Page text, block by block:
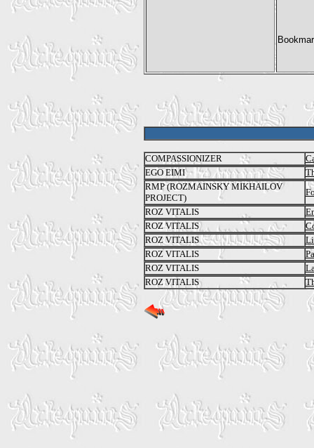
COMPASSIONIZER
EGO EIMI
RMP (ROZMAINSKY MIKHAILOV
PROJECT)
ROZ VITALIS
ROZ VITALIS
ROZ VITALIS
ROZ VITALIS
ROZ VITALIS
ROZ VITALIS